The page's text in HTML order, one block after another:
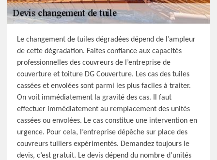
Le changement de tuiles dégradées dépend de l’ampleur
de cette dégradation. Faites confiance aux capacités
professionnelles des couvreurs de l’entreprise de
couverture et toiture DG Couverture. Les cas des tuiles
cassées et envolées sont parmi les plus faciles à traiter.
On voit immédiatement la gravité des cas. Il faut
effectuer immédiatement au remplacement des unités
cassées ou envolées. Le cas constitue une intervention en
urgence. Pour cela, l’entreprise dépêche sur place des
couvreurs tuiliers expérimentés. Demandez toujours le
devis, c’est gratuit. Le devis dépend du nombre d’unités